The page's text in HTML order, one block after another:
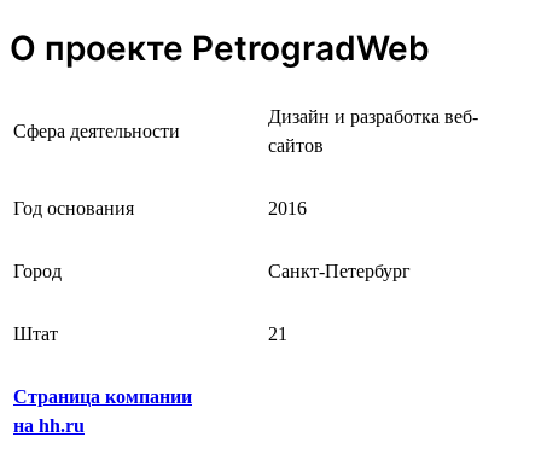
О проекте PetrogradWeb
Сфера деятельности
Дизайн и разработка веб-
сайтов
Год основания 2016
Город Санкт-Петербург
Штат 21
Страница компании
на hh.ru